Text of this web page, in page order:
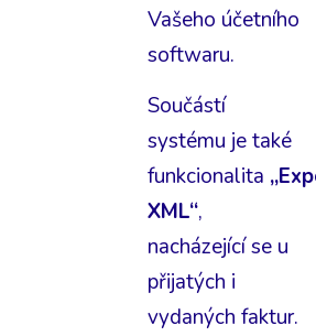
Vašeho účetního
softwaru.
Součástí
systému je také
funkcionalita
XML“,
nacházející se u
přijatých i
vydaných faktur.